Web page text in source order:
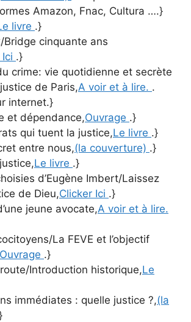
Amazon, Fnac, Cultura ….}
livre .}
Bridge cinquante ans
.}
crime: vie quotidienne et secrète
de Paris,A voir et à lire. .
internet.}
et dépendance,Ouvrage .}
qui tuent la justice,Le livre .}
entre nous,(la couverture) .}
Le livre .}
d’Eugène Imbert/Laissez
de Dieu,Clicker Ici .}
jeune avocate,A voir et à lire.
La FEVE et l’objectif
Ouvrage .}
Introduction historique,Le
immédiates : quelle justice ?,(la